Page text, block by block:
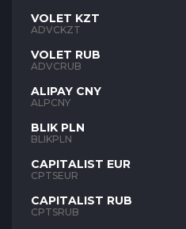
VOLET KZT
ADVCKZT
VOLET RUB
ADVCRUB
ALIPAY CNY
ALPCNY
BLIK PLN
BLIKPLN
CAPITALIST EUR
CPTSEUR
CAPITALIST RUB
CPTSRUB